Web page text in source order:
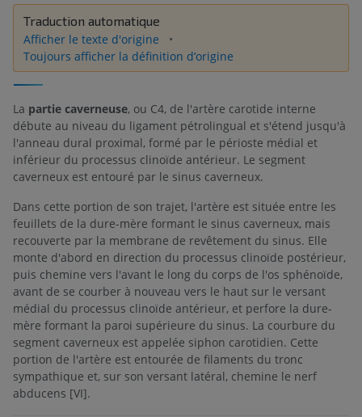
Traduction automatique
Afficher le texte d'origine
Toujours afficher la définition d’origine
La partie caverneuse, ou C4, de l'artère carotide interne
débute au niveau du ligament pétrolingual et s'étend jusqu'à
l'anneau dural proximal, formé par le périoste médial et
inférieur du processus clinoïde antérieur. Le segment
caverneux est entouré par le sinus caverneux.
Dans cette portion de son trajet, l'artère est située entre les
feuillets de la dure-mère formant le sinus caverneux, mais
recouverte par la membrane de revêtement du sinus. Elle
monte d'abord en direction du processus clinoïde postérieur,
puis chemine vers l'avant le long du corps de l'os sphénoïde,
avant de se courber à nouveau vers le haut sur le versant
médial du processus clinoïde antérieur, et perfore la dure-
mère formant la paroi supérieure du sinus. La courbure du
segment caverneux est appelée siphon carotidien. Cette
portion de l'artère est entourée de filaments du tronc
sympathique et, sur son versant latéral, chemine le nerf
abducens [VI].